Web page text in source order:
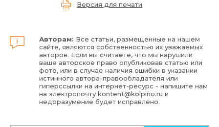
Версия для печати
Авторам: Все статьи, размещенные на нашем
сайте, являются собственностью их уважаемых
авторов. Если вы считаете, что мы нарушили
ваше авторское право опубликовав статью или
фото, или в случае наличия ошибки в указании
истинного автора-правообладателя или
гиперссылки на интернет-ресурс - напишите нам
на электропочтуkontent@kolpino.ru и
недоразумение будет исправлено.